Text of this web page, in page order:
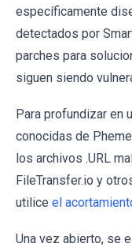
específicamente
detectados por
parches para
siguen siendo
Para profundizar en
conocidas de
los archivos .URL
FileTransfer.io y
utilice el
Una vez abierto, se